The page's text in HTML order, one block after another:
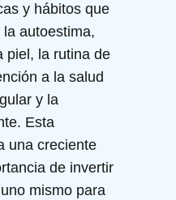
y hábitos que
autoestima,
piel, la rutina de
a la salud
y la
Esta
una creciente
de invertir
mismo para